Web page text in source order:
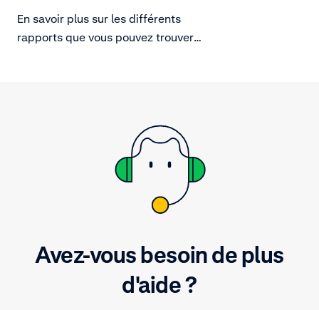
En savoir plus sur les différents
rapports que vous pouvez trouver
Avez-vous besoin de plus
d'aide ?